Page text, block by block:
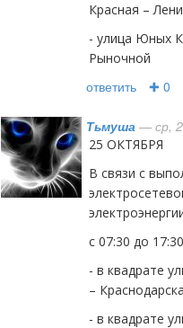
Красная –
- улица Юных
Рыночной
ответить ✚ 0
Тьмуша — ср,
25 ОКТЯБРЯ
В связи с
с 07:30 до 17:30
- в квадрате
–
- в квадрате